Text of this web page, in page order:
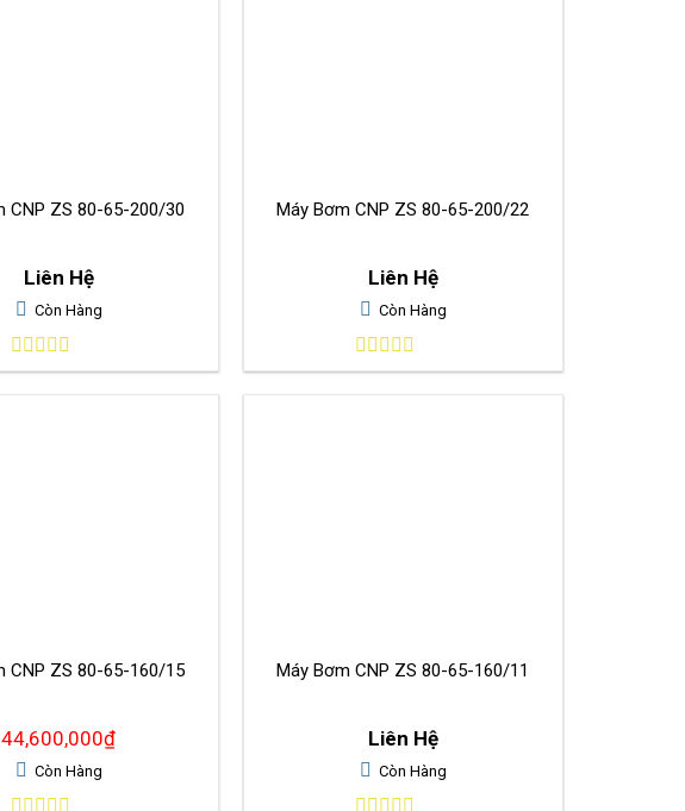
Máy Bơm CNP ZS 80-65-200/30
Liên Hệ
Còn Hàng
0
out
Máy Bơm CNP ZS 80-65-200/22
Liên Hệ
Còn Hàng
0
out
CNP ZS 80-65-160/15
44,600,000₫
Còn Hàng
Máy Bơm CNP ZS 80-65-160/11
Liên Hệ
Còn Hàng